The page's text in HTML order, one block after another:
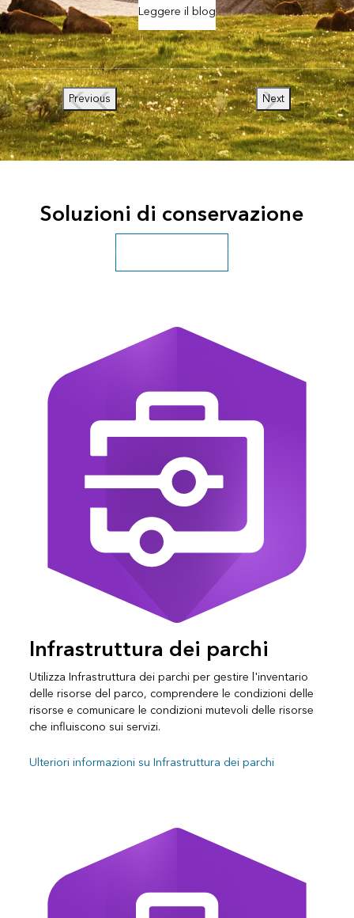
Leggere il blog
Previous Next
Soluzioni di conservazione
Esplora altre soluzioni
Infrastruttura dei parchi
Utilizza Infrastruttura dei parchi per gestire l'inventario
delle risorse del parco, comprendere le condizioni delle
risorse e comunicare le condizioni mutevoli delle risorse
che influiscono sui servizi.
Ulteriori informazioni su Infrastruttura dei parchi